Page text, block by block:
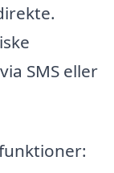
SMS eller